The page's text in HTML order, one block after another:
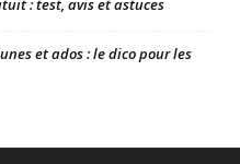
: test, avis et astuces
et ados : le dico pour les